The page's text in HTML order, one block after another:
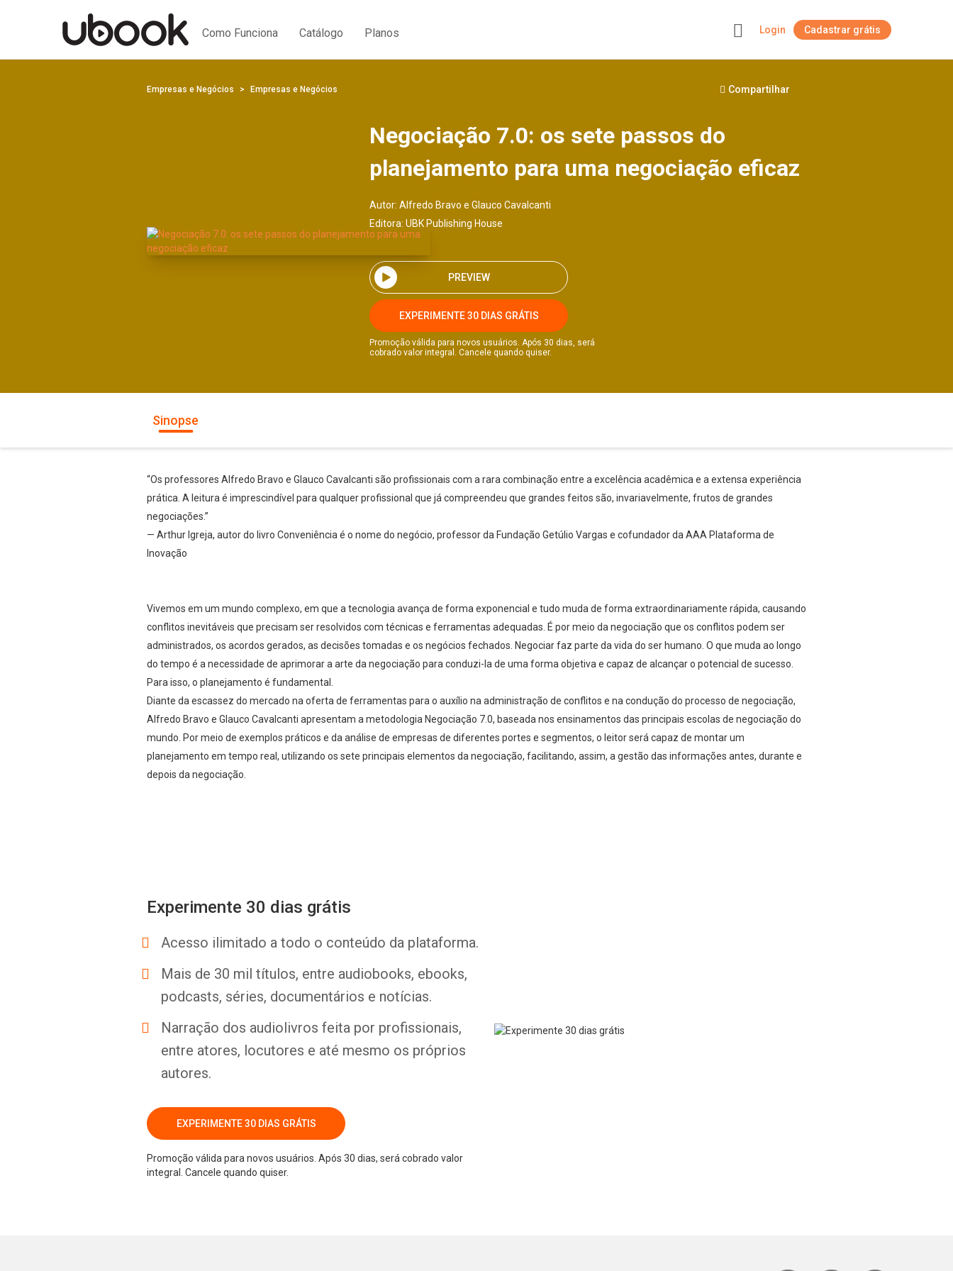
Como Funciona Catálogo Planos Login Cadastrar grátis
Empresas e Negócios Empresas e Negócios Compartilhar
Negociação 7.0: os sete passos do
planejamento para uma negociação eficaz
Autor: Alfredo Bravo e Glauco Cavalcanti
Editora: UBK Publishing House
PREVIEW
EXPERIMENTE 30 DIAS GRÁTIS
Promoção válida para novos usuários. Após 30 dias, será
cobrado valor integral. Cancele quando quiser.
Sinopse
“Os professores Alfredo Bravo e Glauco Cavalcanti são profissionais com a rara combinação entre a excelência acadêmica e a extensa experiência
prática. A leitura é imprescindível para qualquer profissional que já compreendeu que grandes feitos são, invariavelmente, frutos de grandes
negociações.”
— Arthur Igreja, autor do livro Conveniência é o nome do negócio, professor da Fundação Getúlio Vargas e cofundador da AAA Plataforma de
Inovação
Vivemos em um mundo complexo, em que a tecnologia avança de forma exponencial e tudo muda de forma extraordinariamente rápida, causando
conflitos inevitáveis que precisam ser resolvidos com técnicas e ferramentas adequadas. É por meio da negociação que os conflitos podem ser
administrados, os acordos gerados, as decisões tomadas e os negócios fechados. Negociar faz parte da vida do ser humano. O que muda ao longo
do tempo é a necessidade de aprimorar a arte da negociação para conduzi-la de uma forma objetiva e capaz de alcançar o potencial de sucesso.
Para isso, o planejamento é fundamental.
Diante da escassez do mercado na oferta de ferramentas para o auxílio na administração de conflitos e na condução do processo de negociação,
Alfredo Bravo e Glauco Cavalcanti apresentam a metodologia Negociação 7.0, baseada nos ensinamentos das principais escolas de negociação do
mundo. Por meio de exemplos práticos e da análise de empresas de diferentes portes e segmentos, o leitor será capaz de montar um
planejamento em tempo real, utilizando os sete principais elementos da negociação, facilitando, assim, a gestão das informações antes, durante e
depois da negociação.
Experimente 30 dias grátis
Acesso ilimitado a todo o conteúdo da plataforma.
Mais de 30 mil títulos, entre audiobooks, ebooks,
podcasts, séries, documentários e notícias.
Narração dos audiolivros feita por profissionais,
entre atores, locutores e até mesmo os próprios
autores.
EXPERIMENTE 30 DIAS GRÁTIS
Promoção válida para novos usuários. Após 30 dias, será cobrado valor
integral. Cancele quando quiser.